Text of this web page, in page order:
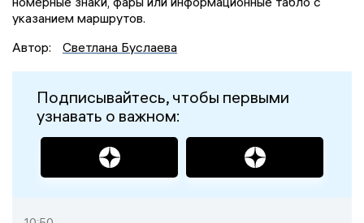
указанием маршрутов.
Автор:
Светлана Буслаева
Подписывайтесь, чтобы первыми
узнавать о важном: